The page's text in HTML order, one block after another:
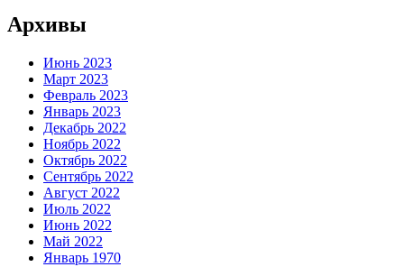
Архивы
Июнь 2023
Март 2023
Февраль 2023
Январь 2023
Декабрь 2022
Ноябрь 2022
Октябрь 2022
Сентябрь 2022
Август 2022
Июль 2022
Июнь 2022
Май 2022
Январь 1970